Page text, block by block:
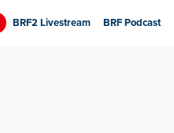
BRF2 Livestream BRF Podcast